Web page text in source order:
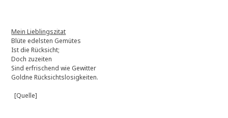
Mein Lieblingszitat
Blüte edelsten Gemütes
Ist die Rücksicht;
Doch zuzeiten
Sind erfrischend wie Gewitter
Goldne Rücksichtslosigkeiten.
[Quelle]